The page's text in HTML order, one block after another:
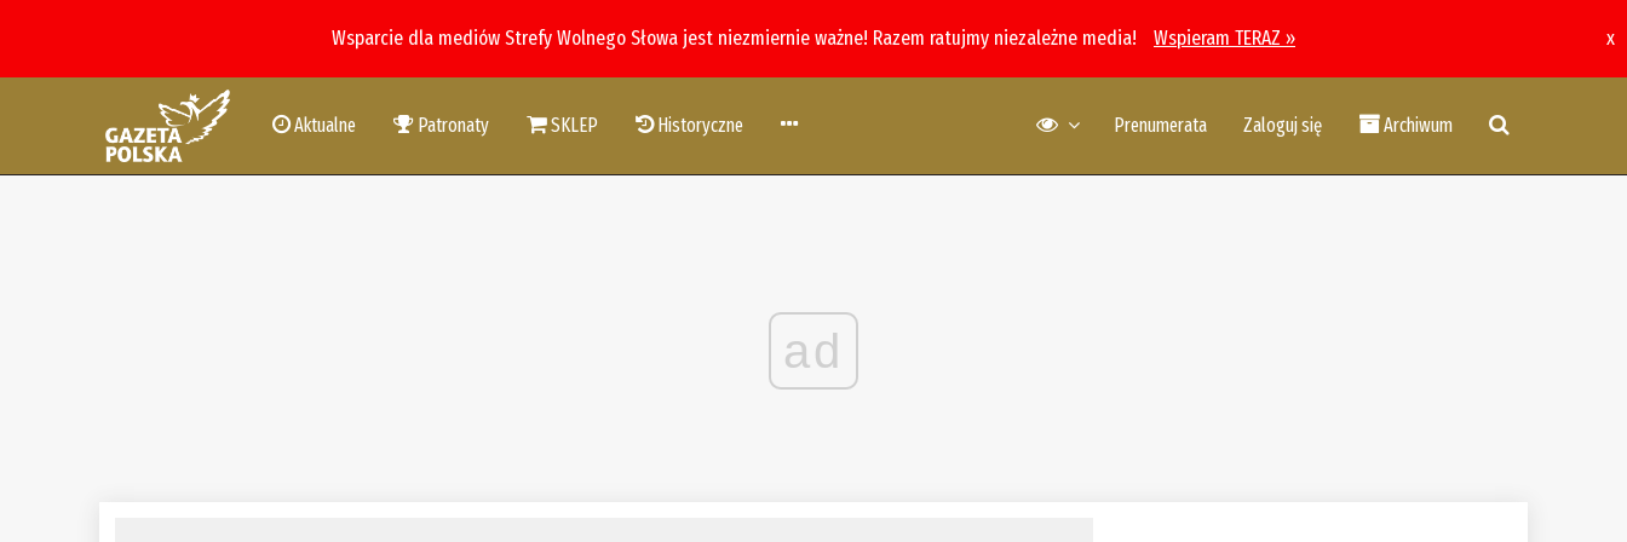
Wsparcie dla mediów Strefy Wolnego Słowa jest niezmiernie ważne! Razem ratujmy niezależne media! Wspieram TERAZ » x
Aktualne Patronaty SKLEP Historyczne Prenumerata Zaloguj się Archiwum
ad